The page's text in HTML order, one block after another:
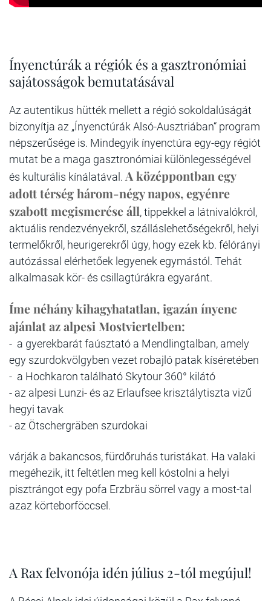
Ínyenctúrák a régiók és a gasztronómiai
sajátosságok bemutatásával
Az autentikus hütték mellett a régió sokoldalúságát
bizonyítja az „Ínyenctúrák Alsó-Ausztriában“ program
népszerűsége is. Mindegyik ínyenctúra egy-egy régiót
mutat be a maga gasztronómiai különlegességével
és kulturális kínálatával. A középpontban egy
adott térség három-négy napos, egyénre
szabott megismerése áll, tippekkel a látnivalókról,
aktuális rendezvényekről, szálláslehetőségekről, helyi
termelőkről, heurigerekről úgy, hogy ezek kb. félórányi
autózással elérhetőek legyenek egymástól. Tehát
alkalmasak kör- és csillagtúrákra egyaránt.
Íme néhány kihagyhatatlan, igazán ínyenc
ajánlat az alpesi Mostviertelben:
- a gyerekbarát faúsztató a Mendlingtalban, amely
egy szurdokvölgyben vezet robajló patak kíséretében
- a Hochkaron található Skytour 360° kilátó
- az alpesi Lunzi- és az Erlaufsee krisztálytiszta vizű
hegyi tavak
- az Ötschergräben szurdokai
várják a bakancsos, fürdőruhás turistákat. Ha valaki
megéhezik, itt feltétlen meg kell kóstolni a helyi
pisztrángot egy pofa Erzbräu sörrel vagy a most-tal
azaz körteborföccsel.
A Rax felvonója idén július 2-tól megújul!